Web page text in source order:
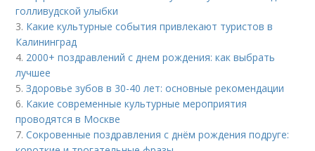
голливудской улыбки
3. Какие культурные события привлекают туристов в
Калининград
4. 2000+ поздравлений с днем рождения: как выбрать
лучшее
5.Здоровье зубов в 30-40 лет: основные рекомендации
6. Какие современные культурные мероприятия
проводятся в Москве
7.Сокровенные поздравления с днём рождения подруге: